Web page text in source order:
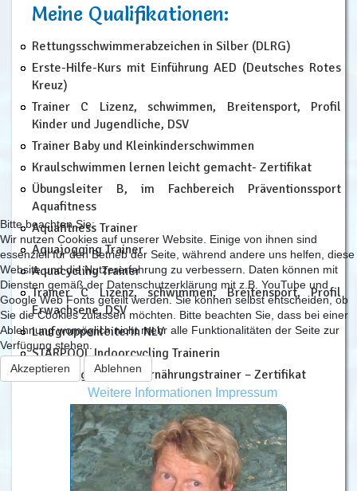
Meine Qualifikationen:
Rettungsschwimmerabzeichen in Silber (DLRG)
Erste-Hilfe-Kurs mit Einführung AED (Deutsches Rotes
Kreuz)
Trainer C Lizenz, schwimmen, Breitensport, Profil
Kinder und Jugendliche, DSV
Trainer Baby und Kleinkinderschwimmen
Kraulschwimmen lernen leicht gemacht- Zertifikat
Übungsleiter B, im Fachbereich Präventionssport
Aquafitness
Aquafitness Trainer
Aquajogging Trainer
Aquacycling Trainer
Trainer C Lizenz, schwimmen, Breitensport, Profil
Erwachsene, DSV
Laufgruppenleiterin NLV
STARPOOL Indoorcycling Trainerin
Ernährungsberater/ Ernährungstrainer – Zertifikat
Bitte beachten Sie:
Wir nutzen Cookies auf unserer Website. Einige von ihnen sind
essenziell für den Betrieb der Seite, während andere uns helfen, diese
Website und die Nutzererfahrung zu verbessern. Daten können mit
Diensten gemäß der Datenschutzerklärung mit z.B. YouTube und
Google Web Fonts geteilt werden. Sie können selbst entscheiden, ob
Sie die Cookies zulassen möchten. Bitte beachten Sie, dass bei einer
Ablehnung womöglich nicht mehr alle Funktionalitäten der Seite zur
Verfügung stehen.
Akzeptieren
Ablehnen
Weitere Informationen Impressum